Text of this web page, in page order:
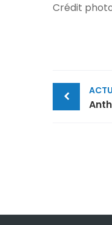
Crédit
Post